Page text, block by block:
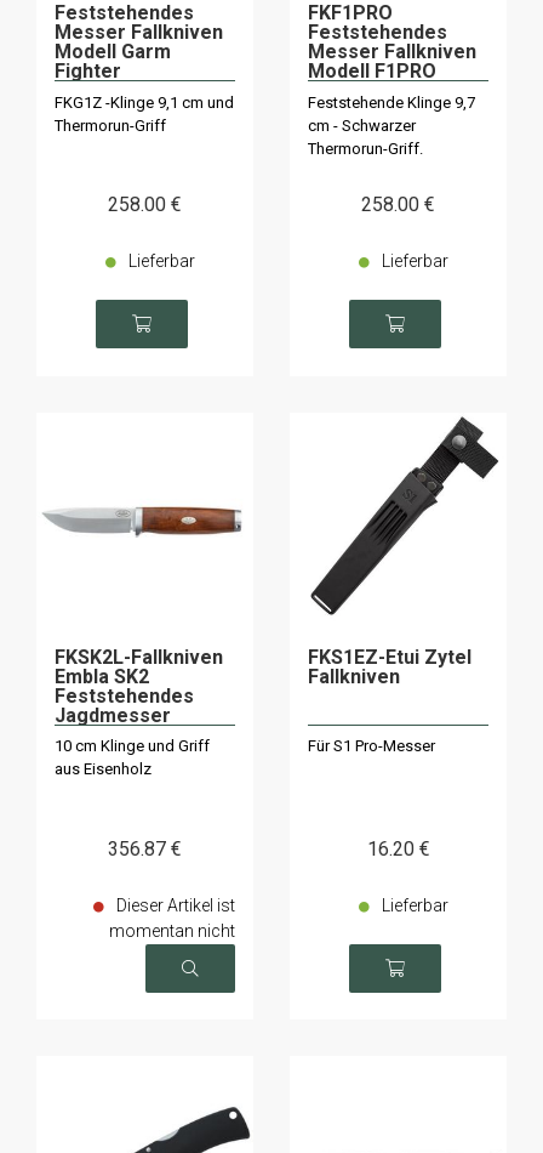
Feststehendes
Messer Fallkniven
Modell Garm
Fighter
FKG1Z -Klinge 9,1 cm und
Thermorun-Griff
258.00 €
Lieferbar
FKF1PRO
Feststehendes
Messer Fallkniven
Modell F1PRO
Swedish Air Force
Feststehende Klinge 9,7
cm - Schwarzer
Thermorun-Griff.
258.00 €
Lieferbar
FKSK2L-Fallkniven
Embla SK2
Feststehendes
Jagdmesser
10 cm Klinge und Griff
aus Eisenholz
356.87 €
Dieser Artikel ist
momentan nicht
verfügbar
FKS1EZ-Etui Zytel
Fallkniven
Für S1 Pro-Messer
16.20 €
Lieferbar